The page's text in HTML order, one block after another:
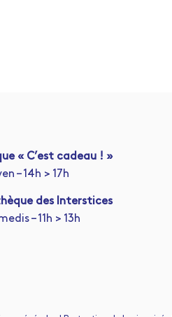
« C’est cadeau ! »
– 14h > 17h
des Interstices
– 11h > 13h